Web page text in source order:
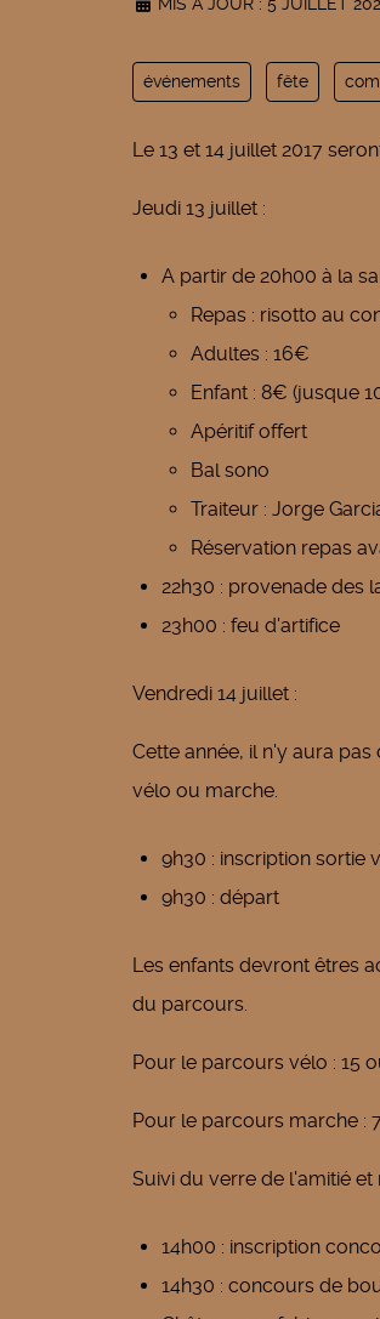
événements fête
Le 13 et 14 juillet 2017
Jeudi 13 juillet :
A partir de 20h00 à la
Repas : risotto au
Adultes : 16€
Enfant : 8€ (jusque
Apéritif offert
Bal sono
Traiteur : Jorge
Réservation repas
22h30 : provenade des
23h00 : feu d'artifice
Vendredi 14 juillet :
Cette année, il n'y aura
vélo ou marche.
9h30 : inscription sortie
9h30 : départ
Les enfants devront êtres
du parcours.
Pour le parcours vélo : 15
Pour le parcours marche :
Suivi du verre de l'amitié
14h00 : inscription
14h30 : concours de